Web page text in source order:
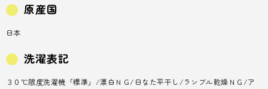
原産国
日本
洗濯表記
３０℃限度洗濯機「標準」/漂白ＮＧ/日なた平干し/ランブル乾燥ＮＧ/ア